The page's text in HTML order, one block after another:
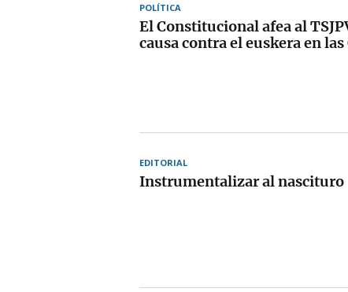
POLÍTICA
El Constitucional afea al
causa contra el euskera en las
EDITORIAL
Instrumentalizar al nascituro